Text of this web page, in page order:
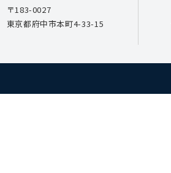
〒183-0027
東京都府中市本町4-33-15